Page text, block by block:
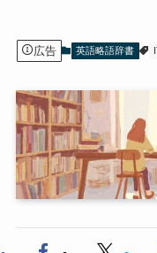
広告 英語略語辞書